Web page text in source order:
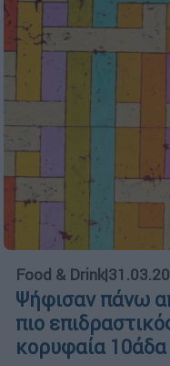
Food & Drink|
Ψήφισαν πάνω
πιο
κορυφαία 10άδα